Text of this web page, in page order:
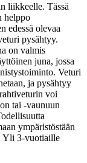
liikkeelle. Tässä
helppo
edessä olevaa
pysähtyy.
on valmis
juna, jossa
Veturi
ja pysähtyy
voi
tai -vaunuun
ympäristöstään
Yli 3-vuotiaille